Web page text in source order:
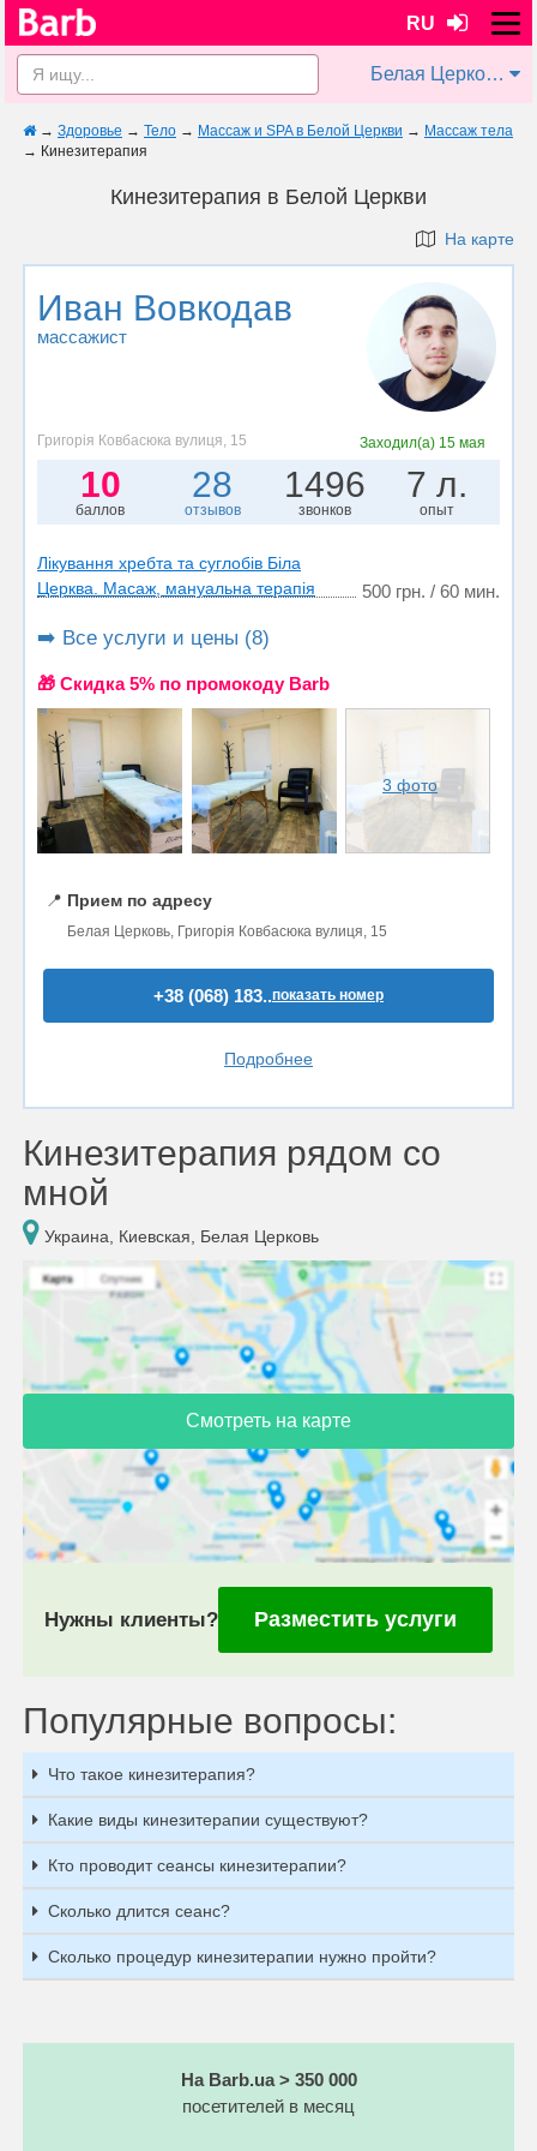
RU
Белая Церковь
→ Здоровье → Тело → Массаж и SPA в Белой Церкви → Массаж тела
→ Кинезитерапия
Кинезитерапия в Белой Церкви
На карте
Иван Вовкодав
массажист
Григорія Ковбасюка вулиця, 15 Заходил(а) 15 мая
10
баллов
28
отзывов
1496
звонков
7 л.
опыт
Лікування хребта та суглобів Біла
Церква. Масаж, мануальна терапія
500 грн. / 60 мин.
➡️ Все услуги и цены (8)
🎁 Cкидка 5% по промокоду Barb
3 фото
📍 Прием по адресу
Белая Церковь, Григорія Ковбасюка вулиця, 15
+38 (068) 183..показать номер
Подробнее
Кинезитерапия рядом со
мной
Украина, Киевская, Белая Церковь
Смотреть на карте
Нужны клиенты? Разместить услуги
Популярные вопросы:
Что такое кинезитерапия?
Какие виды кинезитерапии существуют?
Кто проводит сеансы кинезитерапии?
Сколько длится сеанс?
Сколько процедур кинезитерапии нужно пройти?
На Barb.ua > 350 000
посетителей в месяц